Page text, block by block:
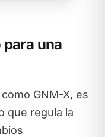
para una
GNM-X, es
que regula la